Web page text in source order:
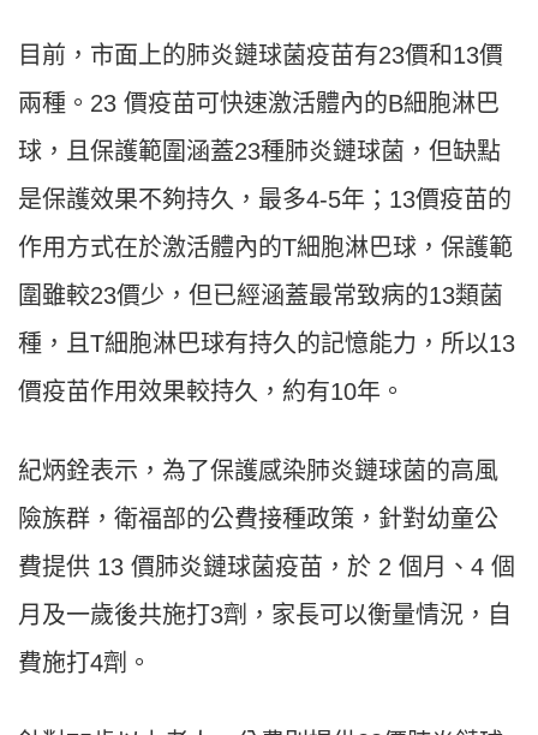
目前，市面上的肺炎鏈球菌疫苗有23價和13價
兩種。23 價疫苗可快速激活體內的B細胞淋巴
球，且保護範圍涵蓋23種肺炎鏈球菌，但缺點
是保護效果不夠持久，最多4-5年；13價疫苗的
作用方式在於激活體內的T細胞淋巴球，保護範
圍雖較23價少，但已經涵蓋最常致病的13類菌
種，且T細胞淋巴球有持久的記憶能力，所以13
價疫苗作用效果較持久，約有10年。
紀炳銓表示，為了保護感染肺炎鏈球菌的高風
險族群，衛福部的公費接種政策，針對幼童公
費提供 13 價肺炎鏈球菌疫苗，於 2 個月、4 個
月及一歲後共施打3劑，家長可以衡量情況，自
費施打4劑。